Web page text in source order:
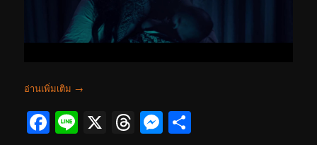
อ่านเพิ่มเติม →
Facebook
Line
X Threads
Messenger